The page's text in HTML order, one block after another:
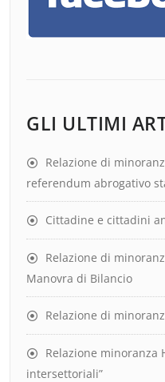
GLI ULTIMI
Relazione di
referendum abrogativo
Cittadine e cittadini
Relazione di
Manovra di Bilancio
Relazione di
Relazione minoranza
intersettoriali”